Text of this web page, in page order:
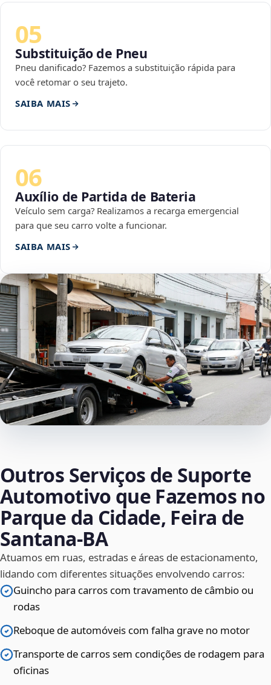
05
Substituição de Pneu
Pneu danificado? Fazemos a substituição rápida para
você retomar o seu trajeto.
SAIBA MAIS
06
Auxílio de Partida de Bateria
Veículo sem carga? Realizamos a recarga emergencial
para que seu carro volte a funcionar.
SAIBA MAIS
Outros Serviços de Suporte
Automotivo que Fazemos no
Parque da Cidade, Feira de
Santana‑BA
Atuamos em ruas, estradas e áreas de estacionamento,
lidando com diferentes situações envolvendo carros:
Guincho para carros com travamento de câmbio ou
rodas
Reboque de automóveis com falha grave no motor
Transporte de carros sem condições de rodagem para
oficinas